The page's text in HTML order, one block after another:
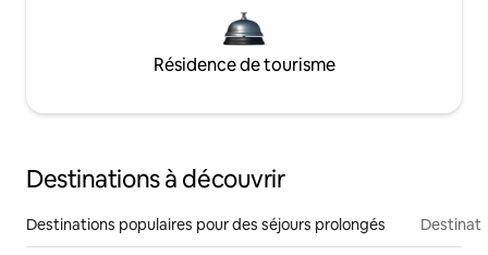
Résidence de tourisme
Destinations à découvrir
Destinations populaires pour des séjours prolongés